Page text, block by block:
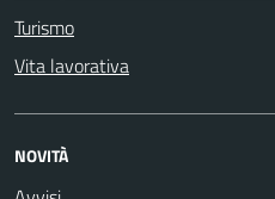
Turismo
Vita lavorativa
NOVITÀ